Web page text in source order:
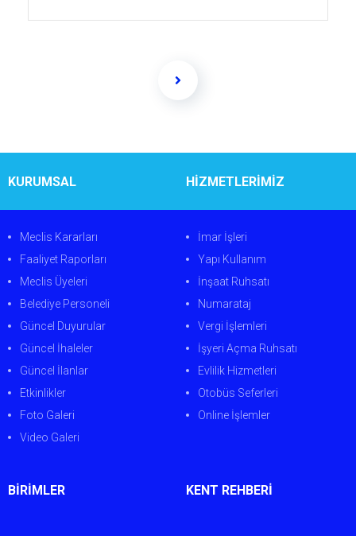
KURUMSAL
Meclis Kararları
Faaliyet Raporları
Meclis Üyeleri
Belediye Personeli
Güncel Duyurular
Güncel İhaleler
Güncel İlanlar
Etkinlikler
Foto Galeri
Video Galeri
HİZMETLERİMİZ
İmar İşleri
Yapı Kullanım
İnşaat Ruhsatı
Numarataj
Vergi İşlemleri
İşyeri Açma Ruhsatı
Evlilik Hizmetleri
Otobüs Seferleri
Online İşlemler
BİRİMLER KENT REHBERİ